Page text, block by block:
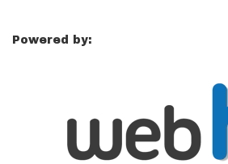
Powered by: